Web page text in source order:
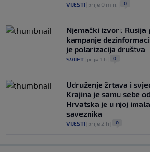
VIJESTI prije 0 min. 0
Njemački izvori: Rusija
kampanje
je polarizacija društva
SVIJET prije 1 h 0
Udruženje žrtava i
Krajina je samu sebe
Hrvatska je u njoj
saveznika
VIJESTI prije 2 h 0